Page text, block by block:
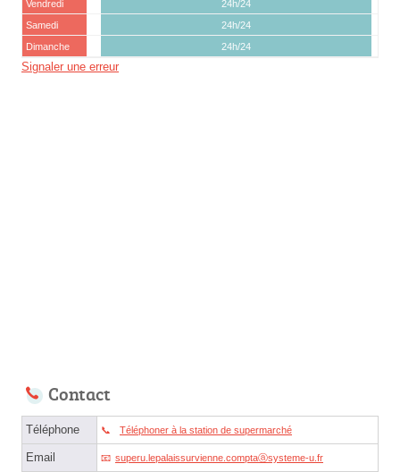
Vendredi
24h/24
Samedi
24h/24
Dimanche
24h/24
Signaler une erreur
Contact
Téléphone Téléphoner à la station de supermarché
Email superu.lepalaissurvienne.comptaⓐsysteme-u.fr